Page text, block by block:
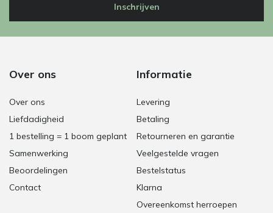
Inschrijven
Over ons
Over ons
Liefdadigheid
1 bestelling = 1 boom geplant
Samenwerking
Beoordelingen
Contact
Informatie
Levering
Betaling
Retourneren en garantie
Veelgestelde vragen
Bestelstatus
Klarna
Overeenkomst herroepen